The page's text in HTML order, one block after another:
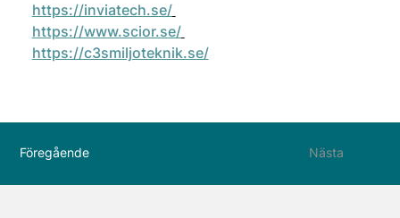
https://inviatech.se/
https://www.scior.se/
https://c3smiljoteknik.se/
Nästa
Föregående